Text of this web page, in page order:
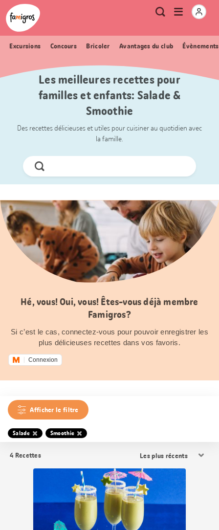
Signets
de
navigation
Header
Logo Métanavigation
RechercheOuvrir
Excursions Concours Bricoler Avantages du club
Les meilleures recettes pour
familles et enfants: Salade &
Smoothie
Des recettes délicieuses et utiles pour cuisiner au quotidien avec
la famille.
Chercher
Hé, vous! Oui, vous! Êtes-vous déjà membre
Famigros?
Si c’est le cas, connectez-vous pour pouvoir enregistrer les
plus délicieuses recettes dans vos favoris.
Connexion
Afficher le filtre
Salade Smoothie
4 Recettes
les
résultats